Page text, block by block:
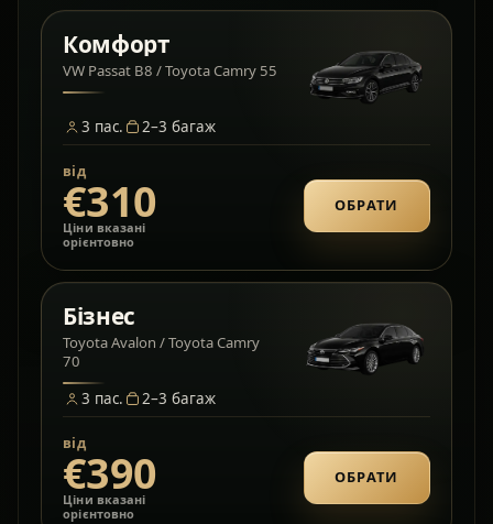
Комфорт
VW Passat B8 / Toyota Camry 55
3 пас. 2–3 багаж
від
€310
Ціни вказані
орієнтовно
ОБРАТИ
Бізнес
Toyota Avalon / Toyota Camry
70
3 пас. 2–3 багаж
від
€390
Ціни вказані
орієнтовно
ОБРАТИ